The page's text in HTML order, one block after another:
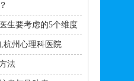
生要考虑的5个维度
杭州心理科医院
法